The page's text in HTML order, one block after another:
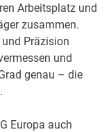
Arbeitsplatz und
zusammen.
Präzision
und
genau – die
Europa auch